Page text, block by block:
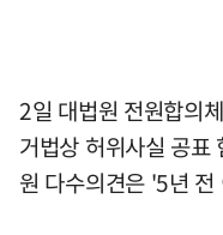
2일 대법원 전원합의
거법상 허위사실 공표
원 다수의견은 '5년